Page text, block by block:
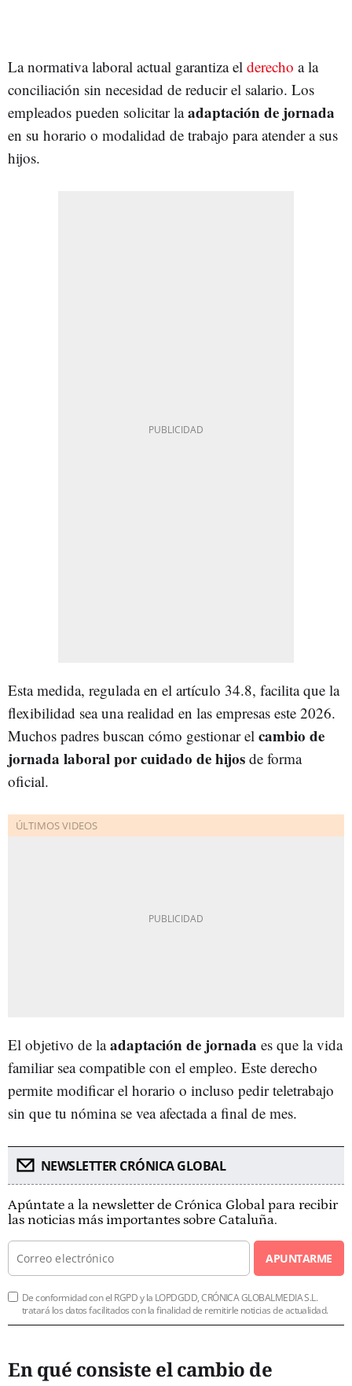
La normativa laboral actual garantiza el derecho a la
conciliación sin necesidad de reducir el salario. Los
empleados pueden solicitar laadaptación de jornada
en su horario o modalidad de trabajo para atender a sus
hijos.
Esta medida, regulada en el artículo 34.8, facilita que la
flexibilidad sea una realidad en las empresas este 2026.
Muchos padres buscan cómo gestionar el cambio de
jornada laboral por cuidado de hijos de forma
oficial.
El objetivo de laadaptación de jornada es que la vida
familiar sea compatible con el empleo. Este derecho
permite modificar el horario o incluso pedir teletrabajo
sin que tu nómina se vea afectada a final de mes.
NEWSLETTER CRÓNICA GLOBAL
Apúntate a la newsletter de Crónica Global para recibir
las noticias más importantes sobre Cataluña.
APUNTARME
De conformidad con el RGPD y la LOPDGDD, CRÓNICA GLOBALMEDIA S.L.
tratará los datos facilitados con la finalidad de remitirle noticias de actualidad.
En qué consiste el cambio de